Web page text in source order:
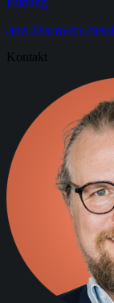
Jetzt Discovery-
Kontakt